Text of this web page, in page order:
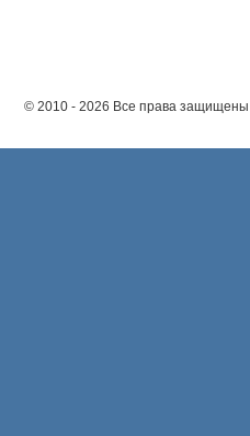
© 2010 - 2026 Все права защищены